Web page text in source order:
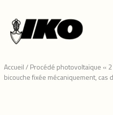
contenu
Accueil/ Procédé photovoltaïque «
bicouche fixée mécaniquement, cas